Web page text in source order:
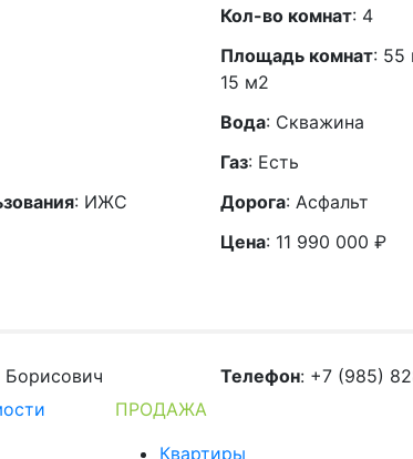
Кол-во комнат: 4
Площадь комнат: 55
15 м2
Вода: Скважина
Газ: Есть
: ИЖС Дорога: Асфальт
Цена: 11 990 000 ₽
Борисович Телефон: +7 (985)
ПРОДАЖА
Квартиры